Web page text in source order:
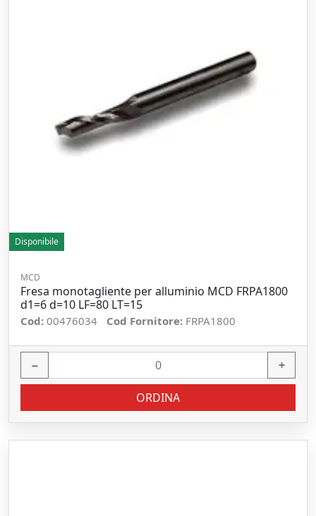
Disponibile
MCD
Fresa monotagliente per alluminio MCD FRPA1800
d1=6 d=10 LF=80 LT=15
Cod: 00476034 Cod Fornitore: FRPA1800
− +
ORDINA